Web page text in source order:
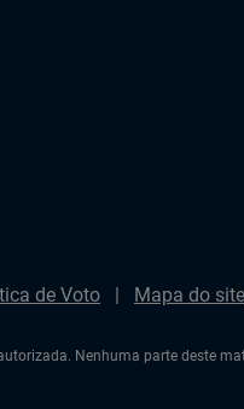
de Voto Mapa do site
Nenhuma parte deste